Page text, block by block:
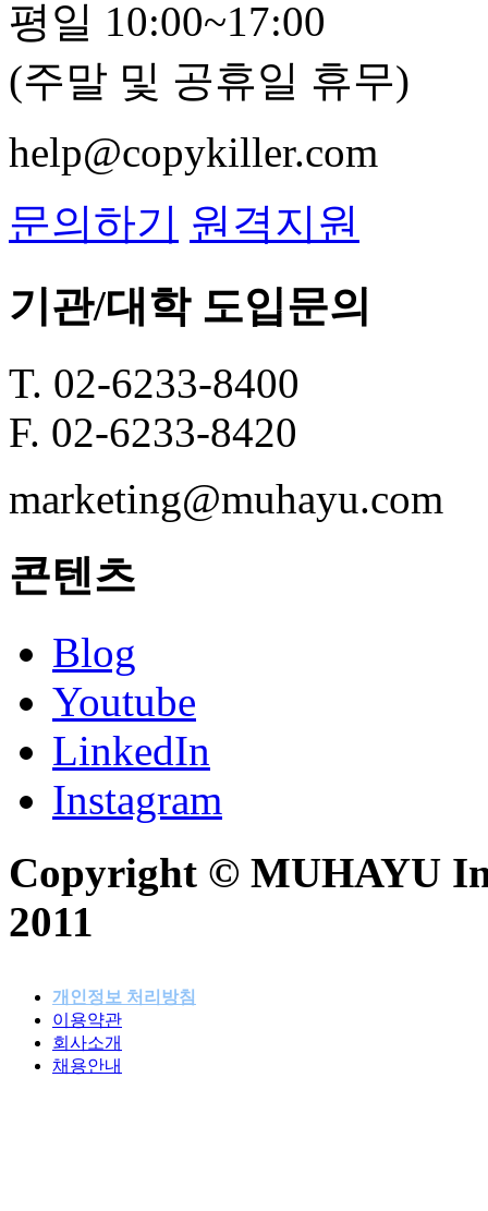
평일 10:00~17:00
(주말 및 공휴일 휴무)
help@copykiller.com
문의하기 원격지원
기관/대학 도입문의
T. 02-6233-8400
F. 02-6233-8420
marketing@muhayu.com
콘텐츠
Blog
Youtube
LinkedIn
Instagram
Copyright © MUHAYU
2011
개인정보 처리방침
이용약관
회사소개
채용안내